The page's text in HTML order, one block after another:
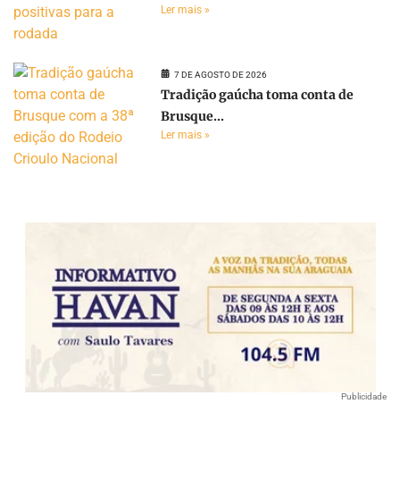
Ler mais »
7 DE AGOSTO DE 2026
Tradição gaúcha toma conta de
Brusque...
Ler mais »
Publicidade